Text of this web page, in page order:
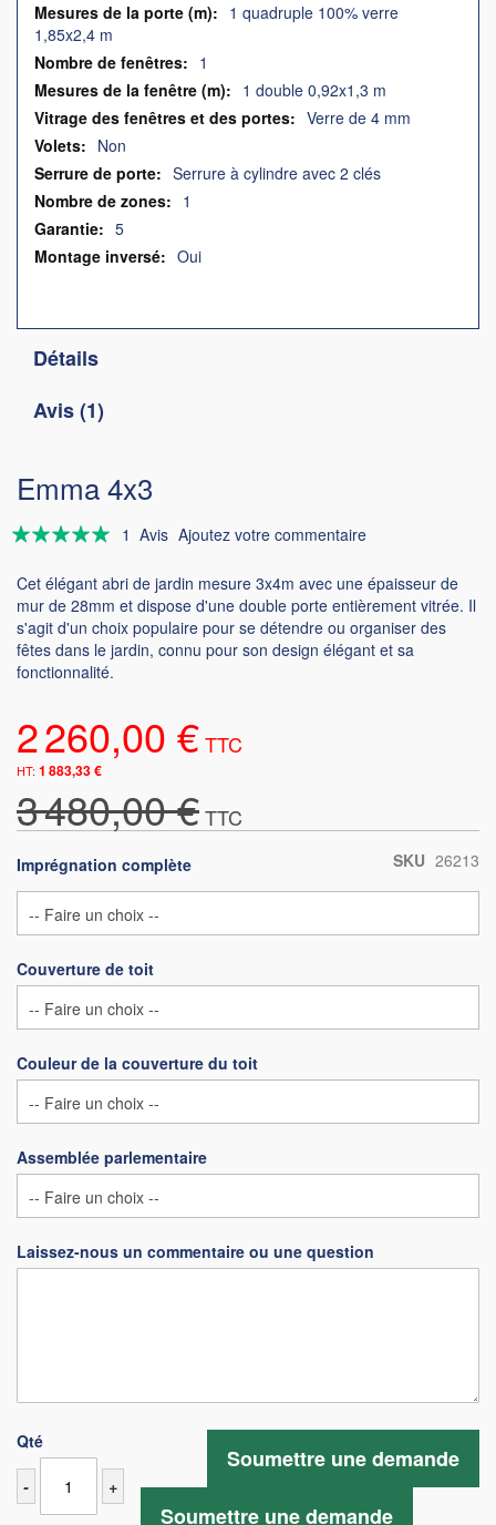
Emma 4x3
Évaluation:
1 Avis Ajoutez votre commentaire
Cet élégant abri de jardin mesure 3x4m avec une épaisseur de
mur de 28mm et dispose d'une double porte entièrement vitrée. Il
s'agit d'un choix populaire pour se détendre ou organiser des
fêtes dans le jardin, connu pour son design élégant et sa
fonctionnalité.
2 260,00 €
1 883,33 €
3 480,00 €
SKU 26213
Imprégnation complète
Couverture de toit
Couleur de la couverture du toit
Assemblée parlementaire
Laissez-nous un commentaire ou une question
Qté
- +
Soumettre une demande
Soumettre une demande
1 quadruple 100% verre
1,85x2,4 m
1
1 double 0,92x1,3 m
Verre de 4 mm
Non
Serrure à cylindre avec 2 clés
1
5
Oui
Détails
Avis 1